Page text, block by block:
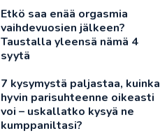
Etkö saa enää orgasmia
vaihdevuosien jälkeen?
Taustalla yleensä nämä 4
syytä
7 kysymystä paljastaa, kuinka
hyvin parisuhteenne oikeasti
voi – uskallatko kysyä ne
kumppaniltasi?